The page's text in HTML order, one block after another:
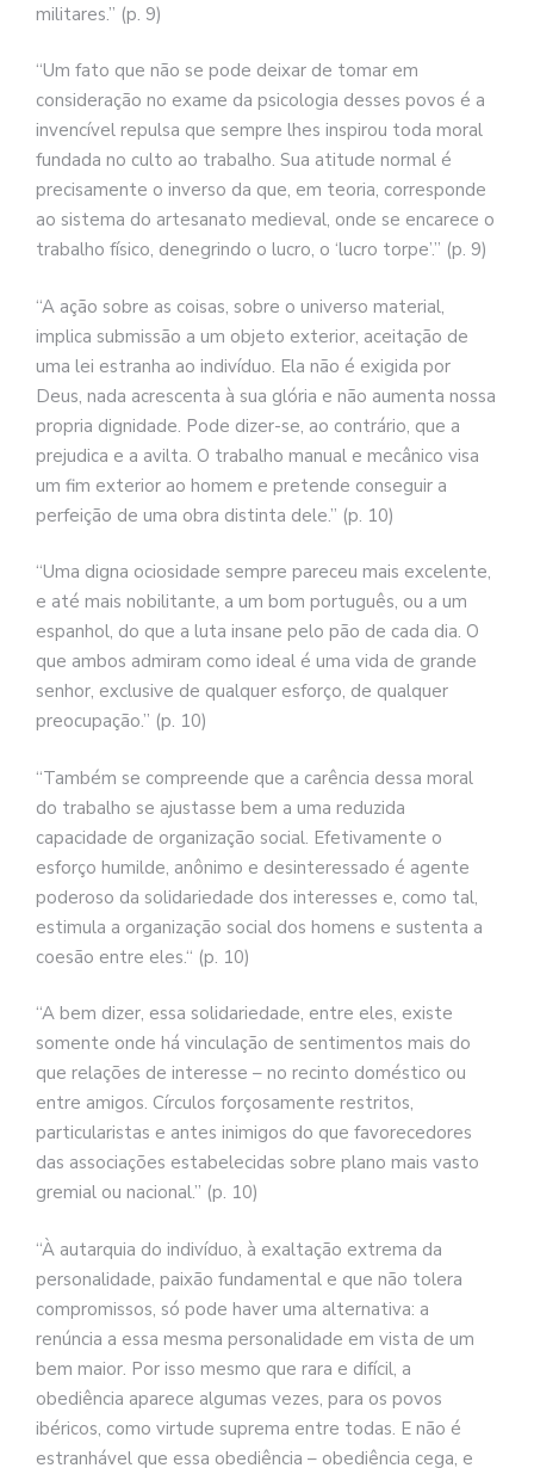
militares.” (p. 9)
“Um fato que não se pode deixar de tomar em
consideração no exame da psicologia desses povos é a
invencível repulsa que sempre lhes inspirou toda moral
fundada no culto ao trabalho. Sua atitude normal é
precisamente o inverso da que, em teoria, corresponde
ao sistema do artesanato medieval, onde se encarece o
trabalho físico, denegrindo o lucro, o ‘lucro torpe’.” (p. 9)
“A ação sobre as coisas, sobre o universo material,
implica submissão a um objeto exterior, aceitação de
uma lei estranha ao indivíduo. Ela não é exigida por
Deus, nada acrescenta à sua glória e não aumenta nossa
propria dignidade. Pode dizer-se, ao contrário, que a
prejudica e a avilta. O trabalho manual e mecânico visa
um fim exterior ao homem e pretende conseguir a
perfeição de uma obra distinta dele.” (p. 10)
“Uma digna ociosidade sempre pareceu mais excelente,
e até mais nobilitante, a um bom português, ou a um
espanhol, do que a luta insane pelo pão de cada dia. O
que ambos admiram como ideal é uma vida de grande
senhor, exclusive de qualquer esforço, de qualquer
preocupação.” (p. 10)
“Também se compreende que a carência dessa moral
do trabalho se ajustasse bem a uma reduzida
capacidade de organização social. Efetivamente o
esforço humilde, anônimo e desinteressado é agente
poderoso da solidariedade dos interesses e, como tal,
estimula a organização social dos homens e sustenta a
coesão entre eles.“ (p. 10)
“A bem dizer, essa solidariedade, entre eles, existe
somente onde há vinculação de sentimentos mais do
que relações de interesse – no recinto doméstico ou
entre amigos. Círculos forçosamente restritos,
particularistas e antes inimigos do que favorecedores
das associações estabelecidas sobre plano mais vasto
gremial ou nacional.” (p. 10)
“À autarquia do indivíduo, à exaltação extrema da
personalidade, paixão fundamental e que não tolera
compromissos, só pode haver uma alternativa: a
renúncia a essa mesma personalidade em vista de um
bem maior. Por isso mesmo que rara e difícil, a
obediência aparece algumas vezes, para os povos
ibéricos, como virtude suprema entre todas. E não é
estranhável que essa obediência – obediência cega, e